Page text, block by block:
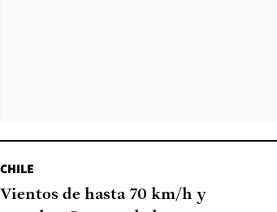
CHILE
Vientos de hasta 70 km/h y